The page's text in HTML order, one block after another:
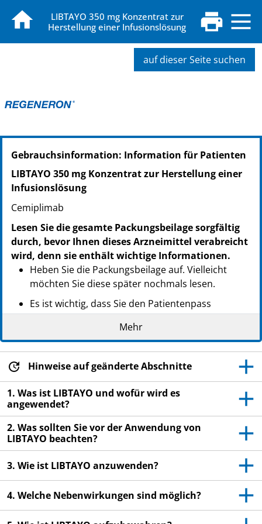
LIBTAYO 350 mg Konzentrat zur
Herstellung einer Infusionslösung
auf dieser Seite suchen
PZN: 14350100
PPN: 111435010010
NTIN: 04150143501004
Gebrauchsinformation: Information für Patienten
LIBTAYO 350 mg Konzentrat zur Herstellung einer
Infusionslösung
Cemiplimab
Lesen Sie die gesamte Packungsbeilage sorgfältig
durch, bevor Ihnen dieses Arzneimittel verabreicht
wird, denn sie enthält wichtige Informationen.
Heben Sie die Packungsbeilage auf. Vielleicht
möchten Sie diese später nochmals lesen.
Es ist wichtig, dass Sie den Patientenpass
während der Behandlung bei sich tragen.
Wenn Sie weitere Fragen haben, wenden Sie sich
an Ihren Arzt.
Wenn Sie Nebenwirkungen bemerken, wenden Sie
sich an Ihren Arzt. Dies gilt auch für
Nebenwirkungen, die nicht in dieser
Packungsbeilage angegeben sind. Siehe Abschnitt
4.
Mehr
Hinweise auf geänderte Abschnitte
1. Was ist LIBTAYO und wofür wird es
angewendet?
2. Was sollten Sie vor der Anwendung von
LIBTAYO beachten?
3. Wie ist LIBTAYO anzuwenden?
4. Welche Nebenwirkungen sind möglich?